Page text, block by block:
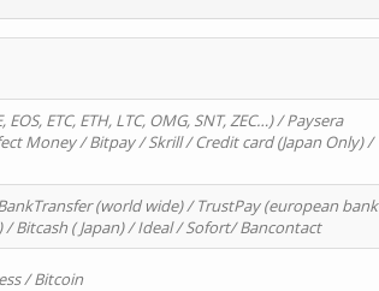
ETC, ETH, LTC, OMG, SNT, ZEC…) / Paysera
Money / Bitpay / Skrill / Credit card (Japan Only) /
(world wide) / TrustPay (european bank
Bitcash ( Japan) / Ideal / Sofort/ Bancontact
/ Bitcoin